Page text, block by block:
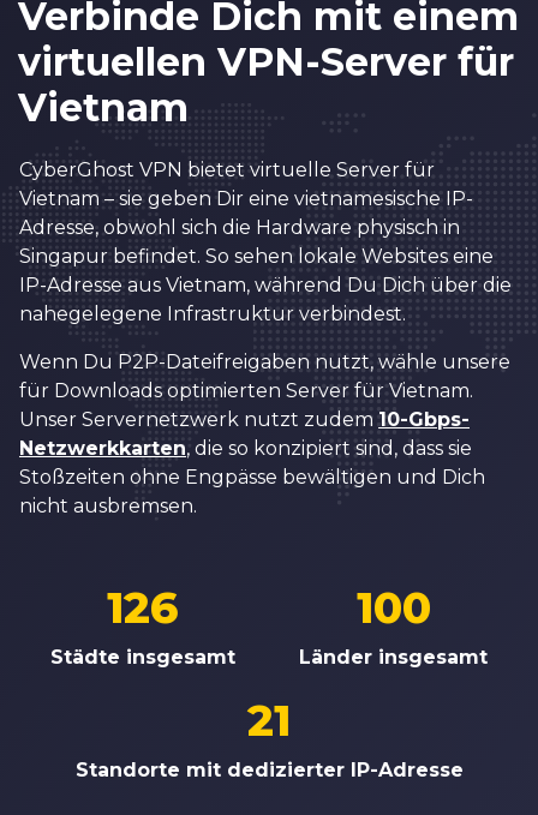
Verbinde Dich mit einem
virtuellen VPN-Server für
Vietnam
CyberGhost VPN bietet virtuelle Server für
Vietnam – sie geben Dir eine vietnamesische IP-
Adresse, obwohl sich die Hardware physisch in
Singapur befindet. So sehen lokale Websites eine
IP-Adresse aus Vietnam, während Du Dich über die
nahegelegene Infrastruktur verbindest.
Wenn Du P2P-Dateifreigaben nutzt, wähle unsere
für Downloads optimierten Server für Vietnam.
Unser Servernetzwerk nutzt zudem 10-Gbps-
Netzwerkkarten, die so konzipiert sind, dass sie
Stoßzeiten ohne Engpässe bewältigen und Dich
nicht ausbremsen.
Städte insgesamt
126
Länder insgesamt
100
Standorte mit dedizierter IP-Adresse
21